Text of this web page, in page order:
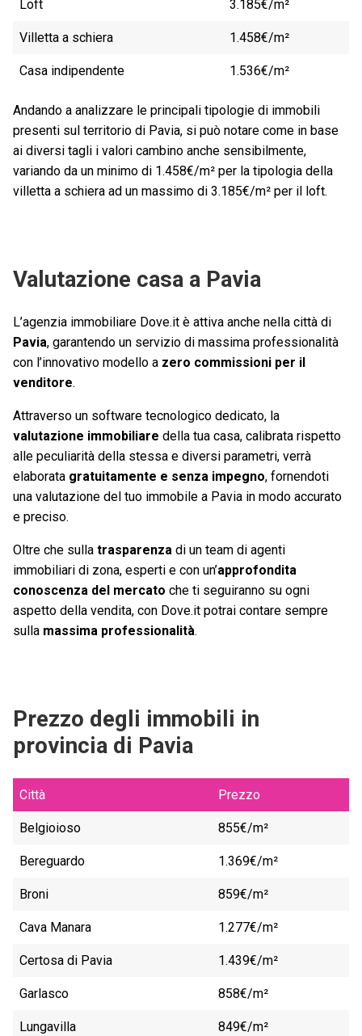
Loft 3.185€/m²
Villetta a schiera 1.458€/m²
Casa indipendente 1.536€/m²
Andando a analizzare le principali tipologie di immobili
presenti sul territorio di Pavia, si può notare come in base
ai diversi tagli i valori cambino anche sensibilmente,
variando da un minimo di 1.458€/m² per la tipologia della
villetta a schiera ad un massimo di 3.185€/m² per il loft.
Valutazione casa a Pavia
L’agenzia immobiliare Dove.it è attiva anche nella città di
Pavia, garantendo un servizio di massima professionalità
con l’innovativo modello a zero commissioni per il
venditore.
Attraverso un software tecnologico dedicato, la
valutazione immobiliare della tua casa, calibrata rispetto
alle peculiarità della stessa e diversi parametri, verrà
elaborata gratuitamente e senza impegno, fornendoti
una valutazione del tuo immobile a Pavia in modo accurato
e preciso.
Oltre che sulla trasparenza di un team di agenti
immobiliari di zona, esperti e con un’approfondita
conoscenza del mercato che ti seguiranno su ogni
aspetto della vendita, con Dove.it potrai contare sempre
sulla massima professionalità.
Prezzo degli immobili in
provincia di Pavia
Città Prezzo
Belgioioso 855€/m²
Bereguardo 1.369€/m²
Broni 859€/m²
Cava Manara 1.277€/m²
Certosa di Pavia 1.439€/m²
Garlasco 858€/m²
Lungavilla 849€/m²